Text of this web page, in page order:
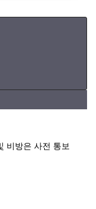
비방은 사전 통보